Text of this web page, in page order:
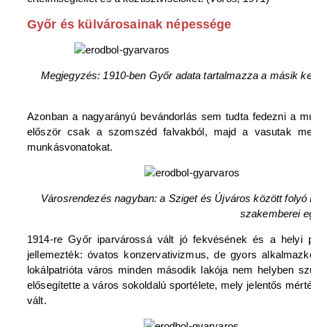
Győr és külvárosainak népessége
Megjegyzés: 1910-ben Győr adata tartalmazza a másik
Azonban a nagyarányú bevándorlás sem tudta fedezni a
először csak a szomszéd falvakból, majd a vasutak
munkásvonatokat.
Városrendezés nagyban: a Sziget és Újváros között
szakemberei
1914-re Győr iparvárossá vált jó fekvésének és a helyi
jellemezték: óvatos konzervativizmus, de gyors
lokálpatrióta város minden második lakója nem helyben
elősegítette a város sokoldalú sportélete, mely jelentős
vált.